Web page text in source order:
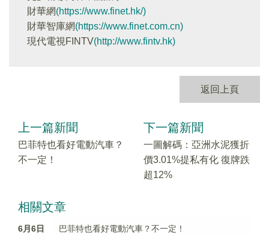
財華網(https://www.finet.hk/)
財華智庫網(https://www.finet.com.cn)
現代電視FINTV(http://www.fintv.hk)
返回上頁
上一篇新聞
巴菲特也看好電動汽車？
不一定！
下一篇新聞
一圖解碼：亞洲水泥獲折
價3.01%提私有化 復牌跌
超12%
相關文章
6月6日 巴菲特也看好電動汽車？不一定！